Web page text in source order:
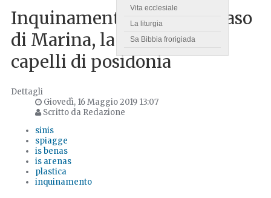
Vita ecclesiale
La liturgia
Sa Bibbia frorigiada
Inquinamento. Il curioso caso
di Marina, la bambola dai
capelli di posidonia
Dettagli
Giovedì, 16 Maggio 2019 13:07
Scritto da Redazione
sinis
spiagge
is benas
is arenas
plastica
inquinamento